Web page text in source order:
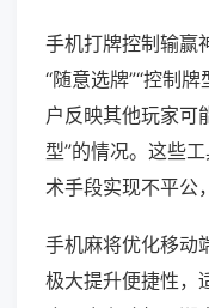
手机打牌控制输赢
“随意选牌”“控制
户反映其他玩家可
型”的情况。这些
术手段实现不平公
手机麻将优化移动
极大提升便捷性，